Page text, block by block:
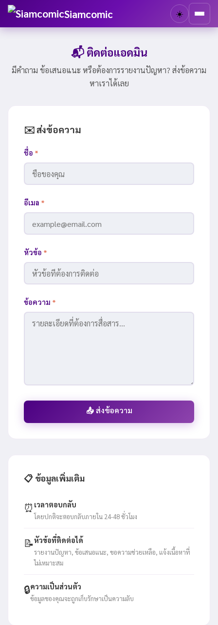
Siamcomic ☀️
📬 ติดต่อแอดมิน
มีคำถาม ข้อเสนอแนะ หรือต้องการรายงานปัญหา? ส่งข้อความ
หาเราได้เลย
✉️ ส่งข้อความ
ชื่อ *
อีเมล *
หัวข้อ *
ข้อความ *
📤 ส่งข้อความ
📋 ข้อมูลเพิ่มเติม
⏰ เวลาตอบกลับ
โดยปกติจะตอบกลับภายใน 24-48 ชั่วโมง
📝หัวข้อที่ติดต่อได้
รายงานปัญหา, ข้อเสนอแนะ, ขอความช่วยเหลือ, แจ้งเนื้อหาที่
ไม่เหมาะสม
🔒ความเป็นส่วนตัว
ข้อมูลของคุณจะถูกเก็บรักษาเป็นความลับ